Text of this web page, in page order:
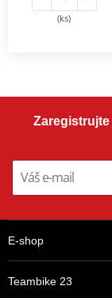
(ks)
E-shop
Teambike 23